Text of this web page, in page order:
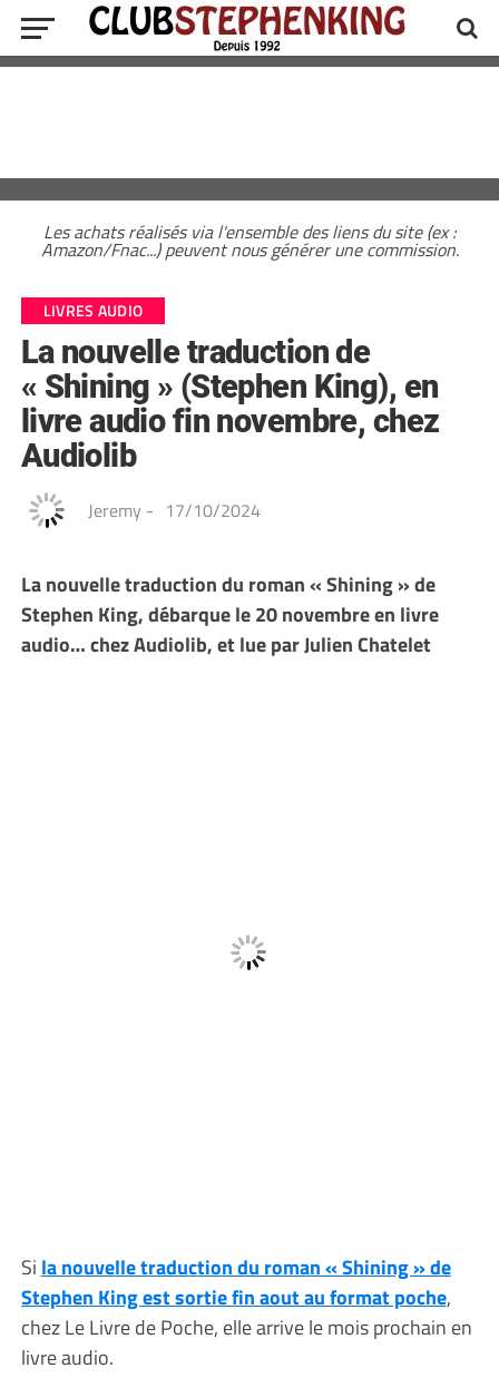
Les achats réalisés via l'ensemble des liens du site (ex :
Amazon/Fnac...) peuvent nous générer une commission.
LIVRES AUDIO
La nouvelle traduction de
« Shining » (Stephen King), en
livre audio fin novembre, chez
Audiolib
Jeremy - 17/10/2024
La nouvelle traduction du roman « Shining » de
Stephen King, débarque le 20 novembre en livre
audio… chez Audiolib, et lue par Julien Chatelet
Si la nouvelle traduction du roman « Shining » de
Stephen King est sortie fin aout au format poche,
chez Le Livre de Poche, elle arrive le mois prochain en
livre audio.